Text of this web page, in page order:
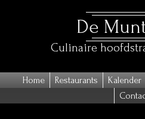
De
Culinaire
Home Restaurants Kalender